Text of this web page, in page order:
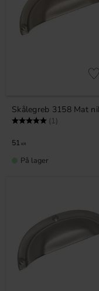
Skålegreb 3158 Mat
Vurdering: (1)
51 KR
På lager